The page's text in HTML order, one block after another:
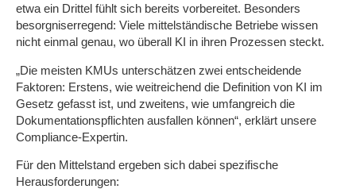
etwa ein Drittel fühlt sich bereits vorbereitet. Besonders
besorgniserregend: Viele mittelständische Betriebe wissen
nicht einmal genau, wo überall KI in ihren Prozessen steckt.
„Die meisten KMUs unterschätzen zwei entscheidende
Faktoren: Erstens, wie weitreichend die Definition von KI im
Gesetz gefasst ist, und zweitens, wie umfangreich die
Dokumentationspflichten ausfallen können“, erklärt unsere
Compliance-Expertin.
Für den Mittelstand ergeben sich dabei spezifische
Herausforderungen: